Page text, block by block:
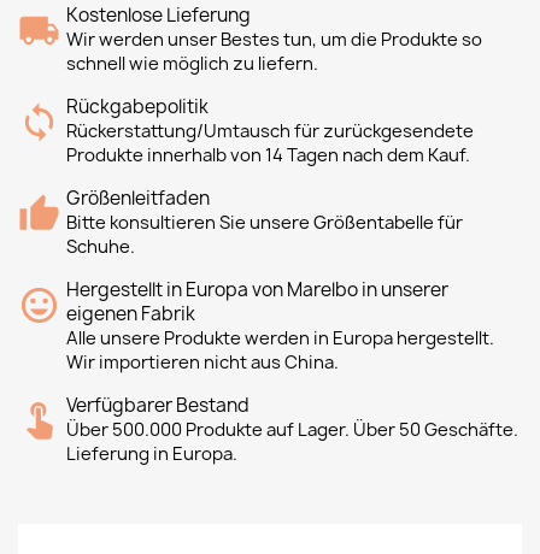
Kostenlose Lieferung
Wir werden unser Bestes tun, um die Produkte so
schnell wie möglich zu liefern.
Rückgabepolitik
Rückerstattung/Umtausch für zurückgesendete
Produkte innerhalb von 14 Tagen nach dem Kauf.
Größenleitfaden
Bitte konsultieren Sie unsere Größentabelle für
Schuhe.
Hergestellt in Europa von Marelbo in unserer
eigenen Fabrik
Alle unsere Produkte werden in Europa hergestellt.
Wir importieren nicht aus China.
Verfügbarer Bestand
Über 500.000 Produkte auf Lager. Über 50 Geschäfte.
Lieferung in Europa.